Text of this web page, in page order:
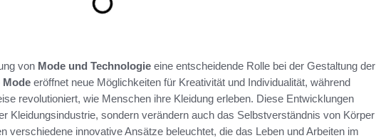
von Mode und Technologie eine entscheidende Rolle bei der Gestaltung der
Mode eröffnet neue Möglichkeiten für Kreativität und Individualität, während
revolutioniert, wie Menschen ihre Kleidung erleben. Diese Entwicklungen
Kleidungsindustrie, sondern verändern auch das Selbstverständnis von Körper
verschiedene innovative Ansätze beleuchtet, die das Leben und Arbeiten im